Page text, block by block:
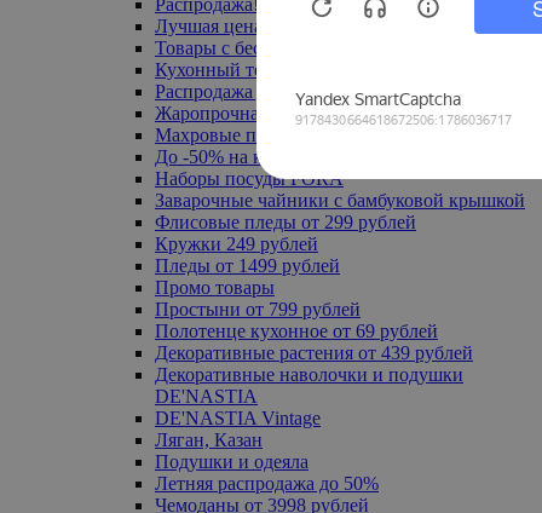
Лучшая цена
Товары с бесплатной доставкой
Кухонный текстиль
Распродажа до -50%
Жаропрочная посуда
Махровые полотенца
До -50% на ковры
Наборы посуды FORA
Заварочные чайники с бамбуковой крышкой
Флисовые пледы от 299 рублей
Кружки 249 рублей
Пледы от 1499 рублей
Промо товары
Простыни от 799 рублей
Полотенце кухонное от 69 рублей
Декоративные растения от 439 рублей
Декоративные наволочки и подушки
DE'NASTIA
DE'NASTIA Vintage
Ляган, Казан
Подушки и одеяла
Летняя распродажа до 50%
Чемоданы от 3998 рублей